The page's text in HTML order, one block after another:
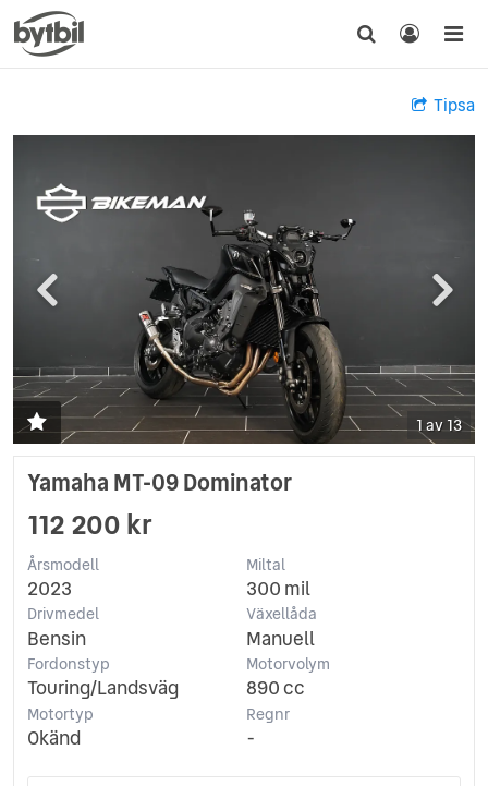
Tipsa
1 av 13
Yamaha MT-09 Dominator
112 200 kr
Årsmodell
2023
Miltal
300 mil
Drivmedel
Bensin
Växellåda
Manuell
Fordonstyp
Touring/Landsväg
Motorvolym
890 cc
Motortyp
Okänd
Regnr
-